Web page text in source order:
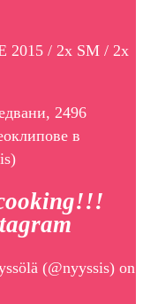
2015 / 2x SM / 2x
2496
в
(@nyyssis) on